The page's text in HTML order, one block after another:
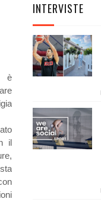
è
il
INTERVISTE